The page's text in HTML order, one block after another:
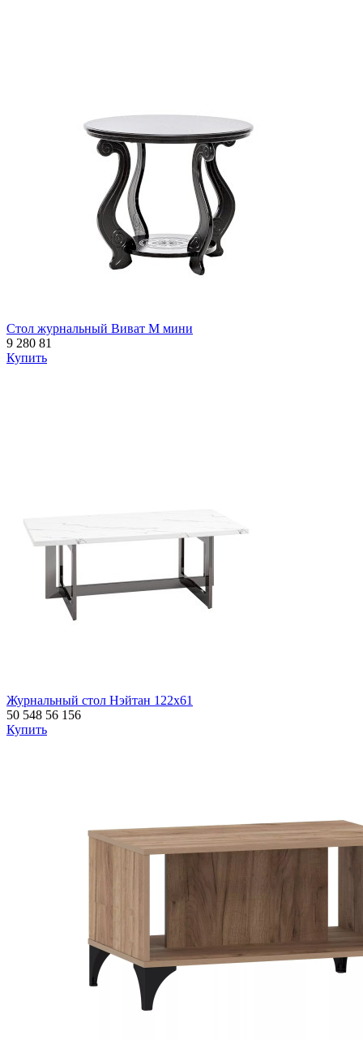
Стол журнальный Виват М мини
9 280 81
Купить
Журнальный стол Нэйтан 122х61
50 548 56 156
Купить